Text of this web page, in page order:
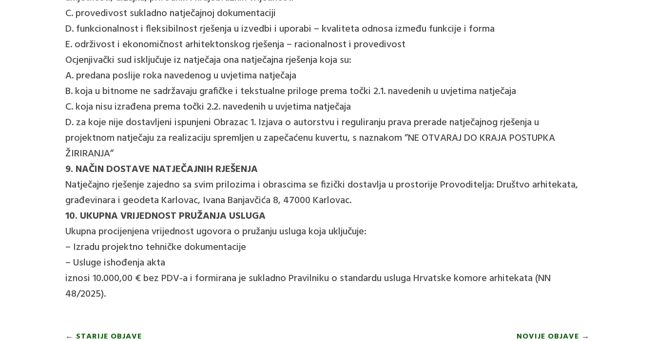
C. provedivost sukladno natječajnoj dokumentaciji
D. funkcionalnost i fleksibilnost rješenja u izvedbi i uporabi – kvaliteta odnosa između funkcije i forma
E. održivost i ekonomičnost arhitektonskog rješenja – racionalnost i provedivost
Ocjenjivački sud isključuje iz natječaja ona natječajna rješenja koja su:
A. predana poslije roka navedenog u uvjetima natječaja
B. koja u bitnome ne sadržavaju grafičke i tekstualne priloge prema točki 2.1. navedenih u uvjetima natječaja
C. koja nisu izrađena prema točki 2.2. navedenih u uvjetima natječaja
D. za koje nije dostavljeni ispunjeni Obrazac 1. Izjava o autorstvu i reguliranju prava prerade natječajnog rješenja u
projektnom natječaju za realizaciju spremljen u zapečaćenu kuvertu, s naznakom ”NE OTVARAJ DO KRAJA POSTUPKA
ŽIRIRANJA”
9. NAČIN DOSTAVE NATJEČAJNIH RJEŠENJA
Natječajno rješenje zajedno sa svim prilozima i obrascima se fizički dostavlja u prostorije Provoditelja: Društvo arhitekata,
građevinara i geodeta Karlovac, Ivana Banjavčića 8, 47000 Karlovac.
10. UKUPNA VRIJEDNOST PRUŽANJA USLUGA
Ukupna procijenjena vrijednost ugovora o pružanju usluga koja uključuje:
– Izradu projektno tehničke dokumentacije
– Usluge ishođenja akta
iznosi 10.000,00 € bez PDV-a i formirana je sukladno Pravilniku o standardu usluga Hrvatske komore arhitekata (NN
48/2025).
← STARIJE OBJAVE NOVIJE OBJAVE →